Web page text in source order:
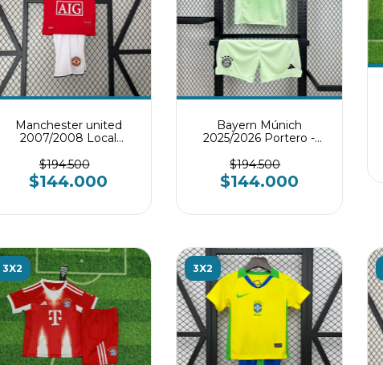
Manchester united
2007/2008 Local
$194.500
$144.000
Bayern Múnich
2025/2026 Portero -
$194.500
$144.000
3X2 3X2